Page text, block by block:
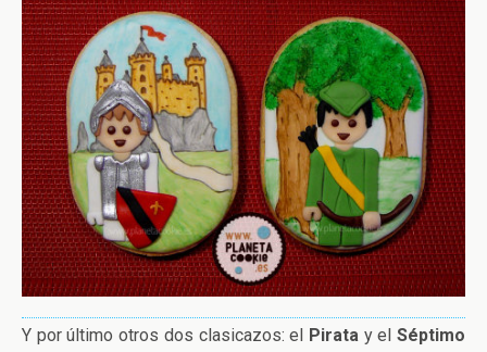
Y por último otros dos clasicazos: el Pirata y elSéptimo